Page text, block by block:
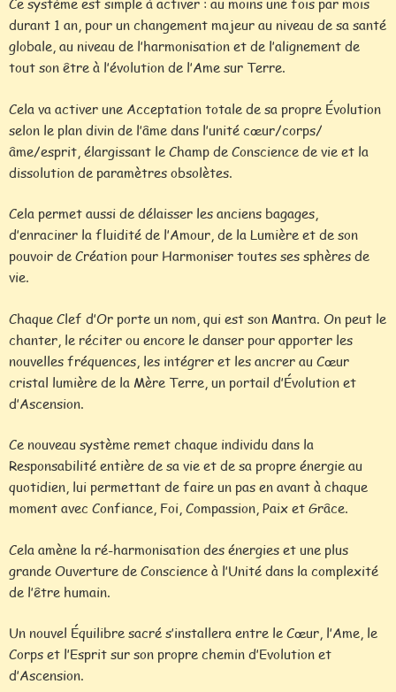
durant 1 an, pour un changement majeur au niveau de sa santé
globale, au niveau de l’harmonisation et de l’alignement de
tout son être à l’évolution de l’Ame sur Terre.
Cela va activer une Acceptation totale de sa propre Évolution
selon le plan divin de l’âme dans l’unité cœur/corps/
âme/esprit, élargissant le Champ de Conscience de vie et la
dissolution de paramètres obsolètes.
Cela permet aussi de délaisser les anciens bagages,
d’enraciner la fluidité de l’Amour, de la Lumière et de son
pouvoir de Création pour Harmoniser toutes ses sphères de
vie.
Chaque Clef d’Or porte un nom, qui est son Mantra. On peut le
chanter, le réciter ou encore le danser pour apporter les
nouvelles fréquences, les intégrer et les ancrer au Cœur
cristal lumière de la Mère Terre, un portail d’Évolution et
d’Ascension.
Ce nouveau système remet chaque individu dans la
Responsabilité entière de sa vie et de sa propre énergie au
quotidien, lui permettant de faire un pas en avant à chaque
moment avec Confiance, Foi, Compassion, Paix et Grâce.
Cela amène la ré-harmonisation des énergies et une plus
grande Ouverture de Conscience à l’Unité dans la complexité
de l’être humain.
Un nouvel Équilibre sacré s’installera entre le Cœur, l’Ame, le
Corps et l’Esprit sur son propre chemin d’Evolution et
d’Ascension.